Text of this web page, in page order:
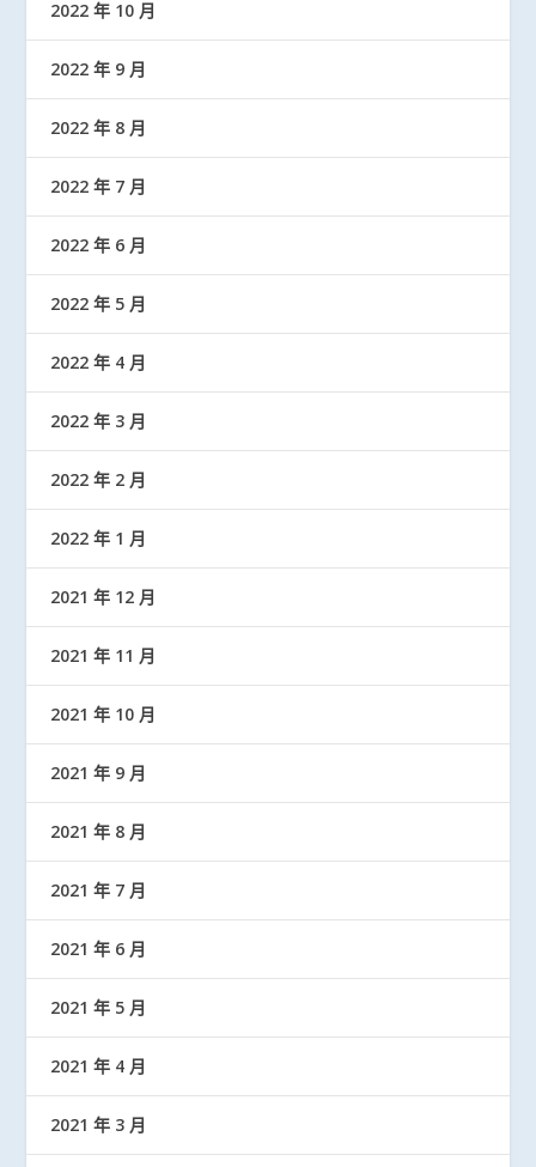
2022 年 10 月
2022 年 9 月
2022 年 8 月
2022 年 7 月
2022 年 6 月
2022 年 5 月
2022 年 4 月
2022 年 3 月
2022 年 2 月
2022 年 1 月
2021 年 12 月
2021 年 11 月
2021 年 10 月
2021 年 9 月
2021 年 8 月
2021 年 7 月
2021 年 6 月
2021 年 5 月
2021 年 4 月
2021 年 3 月